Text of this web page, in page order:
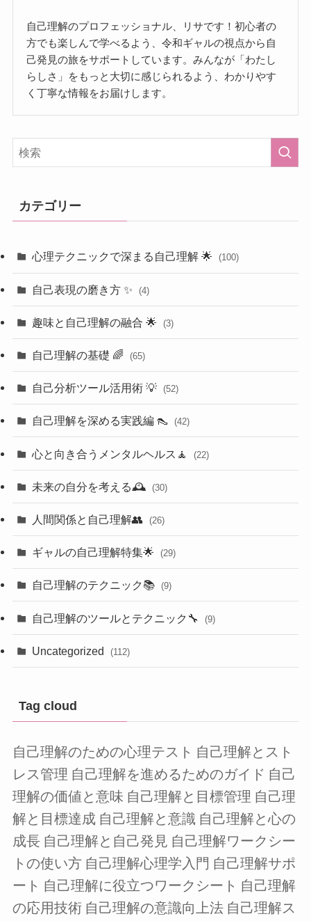
自己理解のプロフェッショナル、リサです！初心者の
方でも楽しんで学べるよう、令和ギャルの視点から自
己発見の旅をサポートしています。みんなが「わたし
らしさ」をもっと大切に感じられるよう、わかりやす
く丁寧な情報をお届けします。
カテゴリー
心理テクニックで深まる自己理解 🌟 (100)
自己表現の磨き方 ✨ (4)
趣味と自己理解の融合 🌟 (3)
自己理解の基礎 🌈 (65)
自己分析ツール活用術 💡 (52)
自己理解を深める実践編 👠 (42)
心と向き合うメンタルヘルス🧘 (22)
未来の自分を考える🕰️ (30)
人間関係と自己理解👥 (26)
ギャルの自己理解特集🌟 (29)
自己理解のテクニック📚 (9)
自己理解のツールとテクニック🔧 (9)
Uncategorized (112)
Tag cloud
自己理解のための心理テスト 自己理解とスト
レス管理 自己理解を進めるためのガイド 自己
理解の価値と意味 自己理解と目標管理 自己理
解と目標達成 自己理解と意識 自己理解と心の
成長 自己理解と自己発見 自己理解ワークシー
トの使い方 自己理解心理学入門 自己理解サポ
ート 自己理解に役立つワークシート 自己理解
の応用技術 自己理解の意識向上法 自己理解ス